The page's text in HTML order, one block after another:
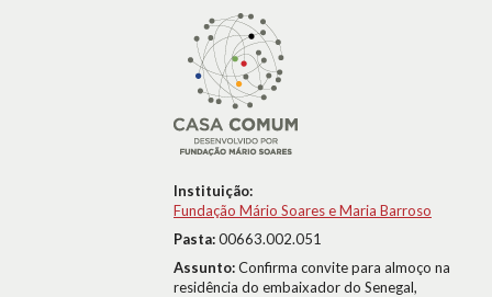
Instituição:
Fundação Mário Soares e Maria Barroso
Pasta:00663.002.051
Assunto:Confirma convite para almoço na
residência do embaixador do Senegal,